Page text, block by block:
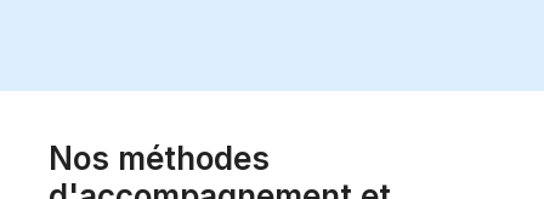
Nos méthodes